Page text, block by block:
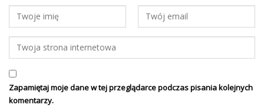
Zapamiętaj moje dane w tej przeglądarce podczas pisania kolejnych
komentarzy.